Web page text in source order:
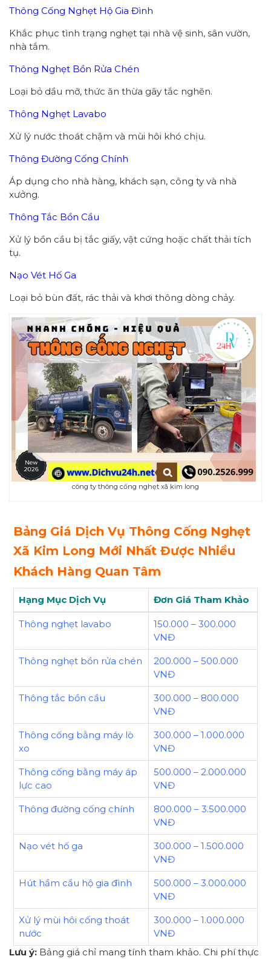
Thông Cống Nghẹt Hộ Gia Đình
Khắc phục tình trạng nghẹt tại nhà vệ sinh, sân vườn,
nhà tắm.
Thông Nghẹt Bồn Rửa Chén
Loại bỏ dầu mỡ, thức ăn thừa gây tắc nghẽn.
Thông Nghẹt Lavabo
Xử lý nước thoát chậm và mùi hôi khó chịu.
Thông Đường Cống Chính
Áp dụng cho nhà hàng, khách sạn, công ty và nhà
xưởng.
Thông Tắc Bồn Cầu
Xử lý bồn cầu bị tắc giấy, vật cứng hoặc chất thải tích
tụ.
Nạo Vét Hố Ga
Loại bỏ bùn đất, rác thải và khơi thông dòng chảy.
công ty thông cống nghẹt xã kim long
Bảng Giá Dịch Vụ Thông Cống Nghẹt
Xã Kim Long Mới Nhất Được Nhiều
Khách Hàng Quan Tâm
Hạng Mục Dịch Vụ Đơn Giá Tham Khảo
Thông nghẹt lavabo
150.000 – 300.000
VNĐ
Thông nghẹt bồn rửa chén
200.000 – 500.000
VNĐ
Thông tắc bồn cầu
300.000 – 800.000
VNĐ
Thông cống bằng máy lò
xo
300.000 – 1.000.000
VNĐ
Thông cống bằng máy áp
lực cao
500.000 – 2.000.000
VNĐ
Thông đường cống chính
800.000 – 3.500.000
VNĐ
Nạo vét hố ga
300.000 – 1.500.000
VNĐ
Hút hầm cầu hộ gia đình
500.000 – 3.000.000
VNĐ
Xử lý mùi hôi cống thoát
nước
300.000 – 1.000.000
VNĐ
Lưu ý: Bảng giá chỉ mang tính tham khảo. Chi phí thực